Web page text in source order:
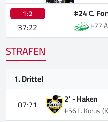
1:2
37:22
#24 C.
#77
STRAFEN
1. Drittel
07:21
2' -Haken
#56 L. Korus